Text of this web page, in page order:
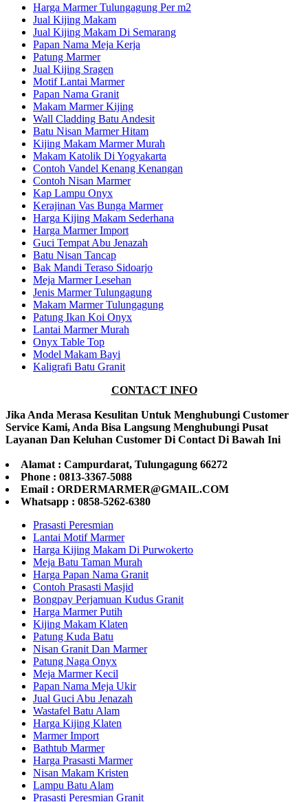
Harga Marmer Tulungagung Per m2
Jual Kijing Makam
Jual Kijing Makam Di Semarang
Papan Nama Meja Kerja
Patung Marmer
Jual Kijing Sragen
Motif Lantai Marmer
Papan Nama Granit
Makam Marmer Kijing
Wall Cladding Batu Andesit
Batu Nisan Marmer Hitam
Kijing Makam Marmer Murah
Makam Katolik Di Yogyakarta
Contoh Vandel Kenang Kenangan
Contoh Nisan Marmer
Kap Lampu Onyx
Kerajinan Vas Bunga Marmer
Harga Kijing Makam Sederhana
Harga Marmer Import
Guci Tempat Abu Jenazah
Batu Nisan Tancap
Bak Mandi Teraso Sidoarjo
Meja Marmer Lesehan
Jenis Marmer Tulungagung
Makam Marmer Tulungagung
Patung Ikan Koi Onyx
Lantai Marmer Murah
Onyx Table Top
Model Makam Bayi
Kaligrafi Batu Granit
CONTACT INFO
Jika Anda Merasa Kesulitan Untuk Menghubungi Customer
Service Kami, Anda Bisa Langsung Menghubungi Pusat
Layanan Dan Keluhan Customer Di Contact Di Bawah Ini
Alamat : Campurdarat, Tulungagung 66272
Phone : 0813-3367-5088
Email : ORDERMARMER@GMAIL.COM
Whatsapp : 0858-5262-6380
Prasasti Peresmian
Lantai Motif Marmer
Harga Kijing Makam Di Purwokerto
Meja Batu Taman Murah
Harga Papan Nama Granit
Contoh Prasasti Masjid
Bongpay Perjamuan Kudus Granit
Harga Marmer Putih
Kijing Makam Klaten
Patung Kuda Batu
Nisan Granit Dan Marmer
Patung Naga Onyx
Meja Marmer Kecil
Papan Nama Meja Ukir
Jual Guci Abu Jenazah
Wastafel Batu Alam
Harga Kijing Klaten
Marmer Import
Bathtub Marmer
Harga Prasasti Marmer
Nisan Makam Kristen
Lampu Batu Alam
Prasasti Peresmian Granit